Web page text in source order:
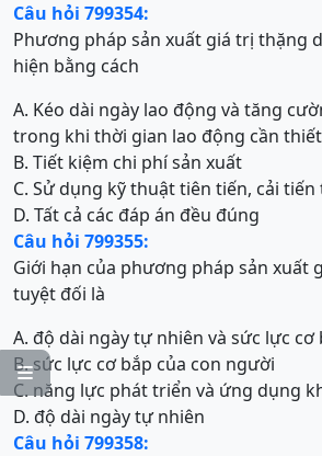

Câu hỏi 799354:
Phương pháp sản xuất giá trị thặng
hiện bằng cách
A. Kéo dài ngày lao động và tăng
trong khi thời gian lao động cần
B. Tiết kiệm chi phí sản xuất
C. Sử dụng kỹ thuật tiên tiến, cải
D. Tất cả các đáp án đều đúng
Câu hỏi 799355:
Giới hạn của phương pháp sản xuất
tuyệt đối là
A. độ dài ngày tự nhiên và sức lực
B. sức lực cơ bắp của con người
C. năng lực phát triển và ứng dụng
D. độ dài ngày tự nhiên
Câu hỏi 799358: